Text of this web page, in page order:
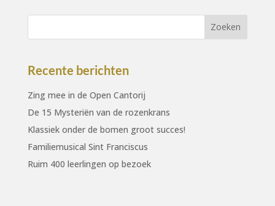
Recente berichten
Zing mee in de Open Cantorij
De 15 Mysteriën van de rozenkrans
Klassiek onder de bomen groot succes!
Familiemusical Sint Franciscus
Ruim 400 leerlingen op bezoek